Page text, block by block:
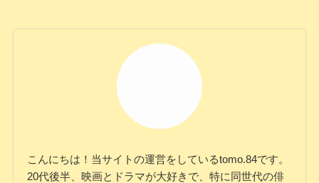
こんにちは！当サイトの運営をしているtomo.84です。
20代後半、映画とドラマが大好きで、特に同世代の俳